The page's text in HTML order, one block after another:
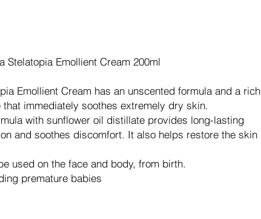
Stelatopia Emollient Cream 200ml
Emollient Cream has an unscented formula and a rich
that immediately soothes extremely dry skin.
with sunflower oil distillate provides long-lasting
and soothes discomfort. It also helps restore the skin
used on the face and body, from birth.
premature babies